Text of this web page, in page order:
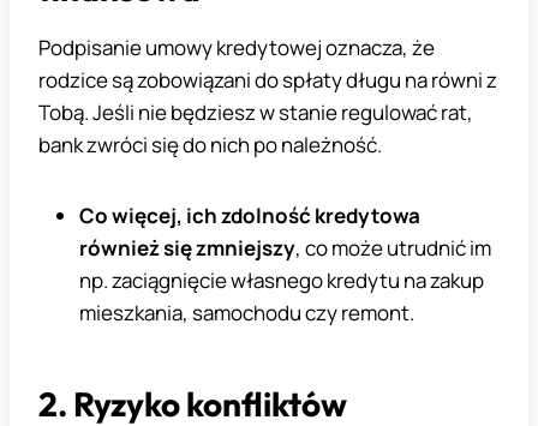
Podpisanie umowy kredytowej oznacza, że
rodzice są zobowiązani do spłaty długu na równi z
Tobą. Jeśli nie będziesz w stanie regulować rat,
bank zwróci się do nich po należność.
Co więcej, ich zdolność kredytowa
również się zmniejszy, co może utrudnić im
np. zaciągnięcie własnego kredytu na zakup
mieszkania, samochodu czy remont.
2. Ryzyko konfliktów